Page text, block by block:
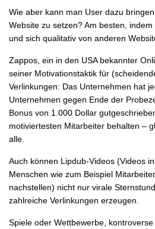
Wie aber kann man User dazu
Website zu setzen? Am besten,
und sich qualitativ von anderen
Zappos, ein in den USA bekannter
seiner Motivationstaktik für
Verlinkungen: Das Unternehmen hat
Unternehmen gegen Ende der
Bonus von 1.000 Dollar
motiviertesten Mitarbeiter behalten –
alle.
Auch können Lipdub-Videos (Videos
Menschen wie zum Beispiel
nachstellen) nicht nur virale
zahlreiche Verlinkungen erzeugen.
Spiele oder Wettbewerbe,